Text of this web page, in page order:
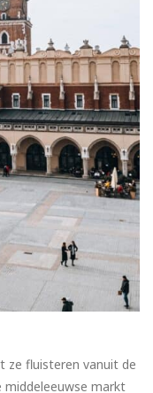
ze fluisteren vanuit de
middeleeuwse markt